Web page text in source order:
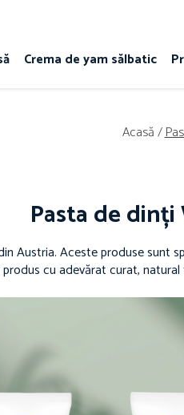
Crema de yam sălbatic
Acasă /
Pasta de
Austria. Aceste produse sunt
cu adevărat curat,